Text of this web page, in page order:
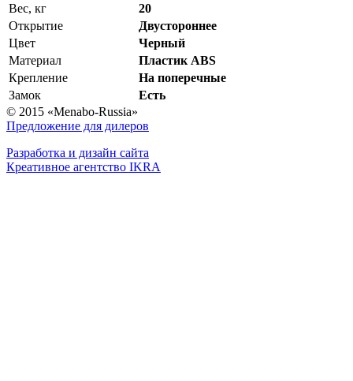
Вес, кг
20
Открытие
Двустороннее
Цвет
Черный
Материал
Пластик ABS
Крепление
На поперечные
Замок
Есть
© 2015 «Menabo-Russia»
Предложение для дилеров
Разработка и дизайн сайта
Креативное агентство IKRA